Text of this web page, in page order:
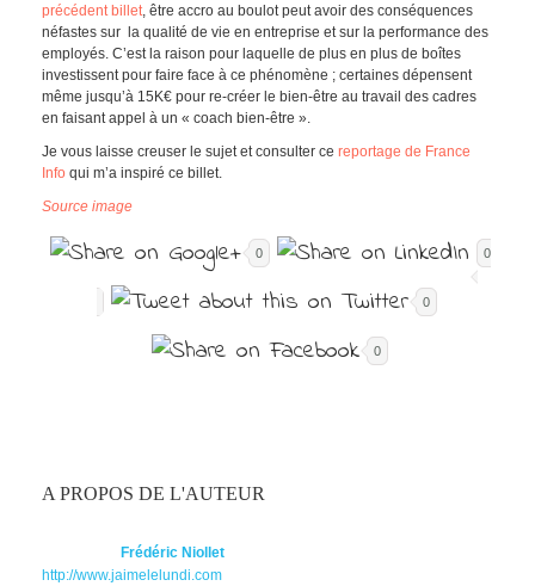
précédent billet, être accro au boulot peut avoir des conséquences
néfastes sur la qualité de vie en entreprise et sur la performance des
employés. C’est la raison pour laquelle de plus en plus de boîtes
investissent pour faire face à ce phénomène ; certaines dépensent
même jusqu’à 15K€ pour re-créer le bien-être au travail des cadres
en faisant appel à un « coach bien-être ».
Je vous laisse creuser le sujet et consulter ce reportage de France
Infoqui m’a inspiré ce billet.
Source image
0 0
0
0
A PROPOS DE L'AUTEUR
Frédéric Niollet
http://www.jaimelelundi.com